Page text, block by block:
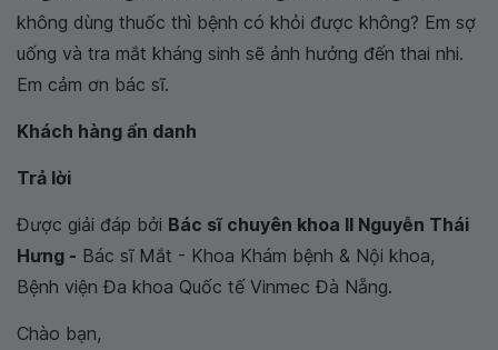
không dùng thuốc thì bệnh có khỏi được không? Em sợ
uống và tra mắt kháng sinh sẽ ảnh hưởng đến thai nhi.
Em cảm ơn bác sĩ.
Khách hàng ẩn danh
Trả lời
Được giải đáp bởi Bác sĩ chuyên khoa II Nguyễn Thái
Hưng - Bác sĩ Mắt - Khoa Khám bệnh & Nội khoa,
Bệnh viện Đa khoa Quốc tế Vinmec Đà Nẵng.
Chào bạn,